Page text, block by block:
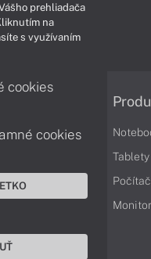
A SERVIS
podmienky
údajov
Tablety
prehliadača
na
s využívaním
cookies
cookies